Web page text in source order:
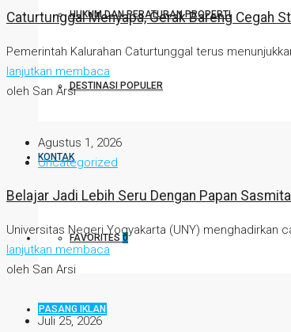
HUKUM DAN PERATURAN PROPERTI
DESTINASI POPULER
KONTAK
FAVORITES0
PASANG IKLAN
Caturtunggal Menyapa, Gerak Bareng Cegah
Pemerintah Kalurahan Caturtunggal terus
lanjutkan membaca
oleh San Arsi
Agustus 1, 2026
Uncategorized
Belajar Jadi Lebih Seru Dengan Papan Sasmita
Universitas Negeri Yogyakarta (UNY) menghadirkan
lanjutkan membaca
oleh San Arsi
Juli 25, 2026